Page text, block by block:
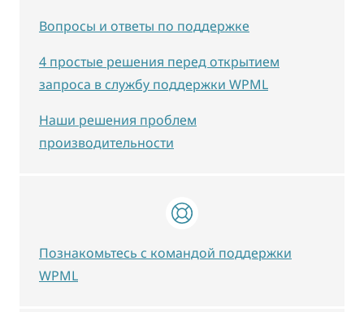
Вопросы и ответы по поддержке
4 простые решения перед открытием
запроса в службу поддержки WPML
Наши решения проблем
производительности
Познакомьтесь с командой поддержки
WPML